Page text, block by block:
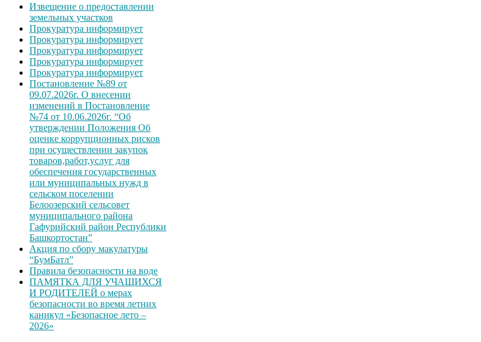
Извещение о предоставлении
земельных участков
Прокуратура информирует
Прокуратура информирует
Прокуратура информирует
Прокуратура информирует
Прокуратура информирует
Постановление №89 от
09.07.2026г. О внесении
изменений в Постановление
№74 от 10.06.2026г. “Об
утверждении Положения Об
оценке коррупционных рисков
при осуществлении закупок
товаров,работ,услуг для
обеспечения государственных
или муниципальных нужд в
сельском поселении
Белоозерский сельсовет
муниципального района
Гафурийский район Республики
Башкортостан”
Акция по сбору макулатуры
“БумБатл”
Правила безопасности на воде
ПАМЯТКА ДЛЯ УЧАЩИХСЯ
И РОДИТЕЛЕЙ о мерах
безопасности во время летних
каникул «Безопасное лето –
2026»